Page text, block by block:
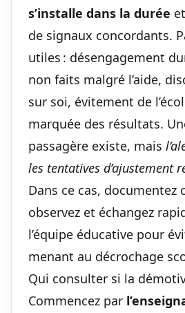
s’installe dans la durée
de signaux concordants.
utiles : désengagement
non faits malgré l’aide,
sur soi, évitement de
marquée des résultats.
passagère existe, mais
les tentatives d’ajustement
Dans ce cas, documentez
observez et échangez
l’équipe éducative pour
menant au décrochage
Qui consulter si la
Commencez par